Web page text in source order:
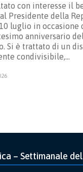
con interesse il
Presidente della
luglio in occasione
anniversario
Si è trattato di un
condivisibile,…
– Settimanale